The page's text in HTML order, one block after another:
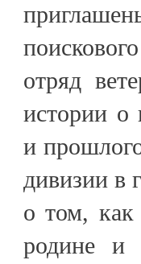
отряд
истории о
и
дивизии в
о том, как
родине и